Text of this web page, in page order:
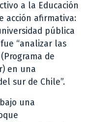
a la Educación
acción afirmativa:
pública
“analizar las
de
en una
sur de Chile”.
una